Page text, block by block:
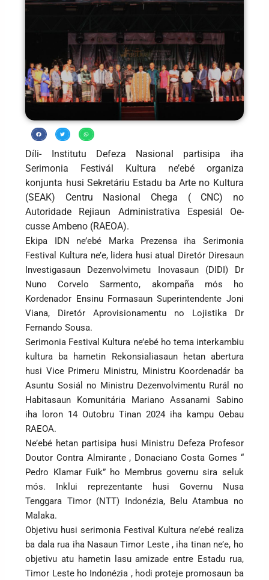
Díli- Institutu Defeza Nasional partisipa iha
Serimonia Festivál Kultura ne’ebé organiza
konjunta husi Sekretáriu Estadu ba Arte no Kultura
(SEAK) Centru Nasional Chega ( CNC) no
Autoridade Rejiaun Administrativa Espesiál Oe-
cusse Ambeno (RAEOA).
Ekipa IDN ne’ebé Marka Prezensa iha Serimonia
Festival Kultura ne’e, lidera husi atual Diretór Diresaun
Investigasaun Dezenvolvimetu Inovasaun (DIDI) Dr
Nuno Corvelo Sarmento, akompaña mós ho
Kordenador Ensinu Formasaun Superintendente Joni
Viana, Diretór Aprovisionamentu no Lojistika Dr
Fernando Sousa.
Serimonia Festival Kultura ne’ebé ho tema interkambiu
kultura ba hametin Rekonsialiasaun hetan abertura
husi Vice Primeru Ministru, Ministru Koordenadár ba
Asuntu Sosiál no Ministru Dezenvolvimentu Rurál no
Habitasaun Komunitária Mariano Assanami Sabino
iha loron 14 Outobru Tinan 2024 iha kampu Oebau
RAEOA.
Ne’ebé hetan partisipa husi Ministru Defeza Profesor
Doutor Contra Almirante , Donaciano Costa Gomes “
Pedro Klamar Fuik” ho Membrus governu sira seluk
mós. Inklui reprezentante husi Governu Nusa
Tenggara Timor (NTT) Indonézia, Belu Atambua no
Malaka.
Objetivu husi serimonia Festival Kultura ne’ebé realiza
ba dala rua iha Nasaun Timor Leste , iha tinan ne’e, ho
objetivu atu hametin lasu amizade entre Estadu rua,
Timor Leste ho Indonézia , hodi proteje promosaun ba